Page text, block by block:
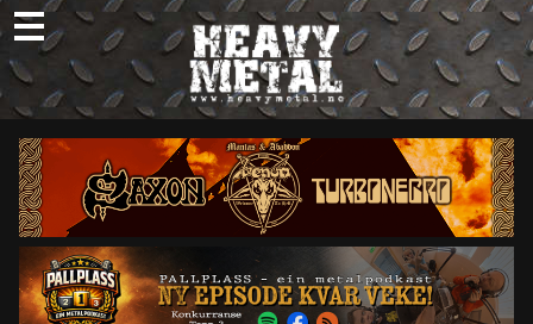
Skip
to
content
Nyheter
Omtaler
Intervjuer
Om oss
Abonner